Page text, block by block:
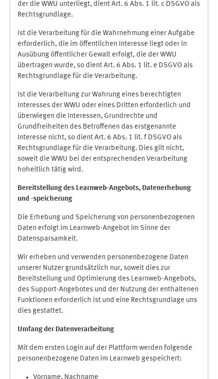
der die WWU unterliegt, dient Art. 6 Abs. 1 lit. c DSGVO als
Rechtsgrundlage.
Ist die Verarbeitung für die Wahrnehmung einer Aufgabe
erforderlich, die im öffentlichen Interesse liegt oder in
Ausübung öffentlicher Gewalt erfolgt, die der WWU
übertragen wurde, so dient Art. 6 Abs. 1 lit. e DSGVO als
Rechtsgrundlage für die Verarbeitung.
Ist die Verarbeitung zur Wahrung eines berechtigten
Interesses der WWU oder eines Dritten erforderlich und
überwiegen die Interessen, Grundrechte und
Grundfreiheiten des Betroffenen das erstgenannte
Interesse nicht, so dient Art. 6 Abs. 1 lit. f DSGVO als
Rechtsgrundlage für die Verarbeitung. Dies gilt nicht,
soweit die WWU bei der entsprechenden Verarbeitung
hoheitlich tätig wird.
Bereitstellung des Learnweb-Angebots, Datenerhebung
und -speicherung
Die Erhebung und Speicherung von personenbezogenen
Daten erfolgt im Learnweb-Angebot im Sinne der
Datensparsamkeit.
Wir erheben und verwenden personenbezogene Daten
unserer Nutzer grundsätzlich nur, soweit dies zur
Bereitstellung und Optimierung des Learnweb-Angebots,
des Support-Angebotes und der Nutzung der enthaltenen
Funktionen erforderlich ist und eine Rechtsgrundlage uns
dies gestattet.
Umfang der Datenverarbeitung
Mit dem ersten Login auf der Plattform werden folgende
personenbezogene Daten im Learnweb gespeichert:
Vorname, Nachname